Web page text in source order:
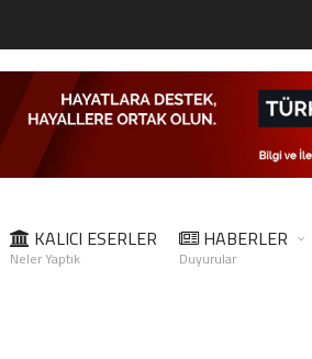
KALICI ESERLER
Neler Yaptık
HABERLER
Duyurular